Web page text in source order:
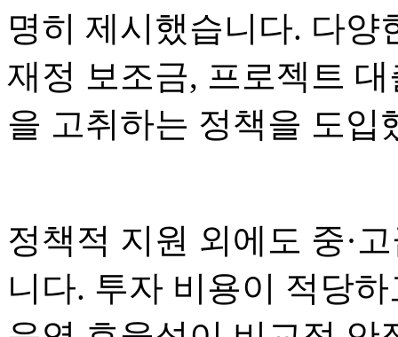
명히 제시했습니다. 다
재정 보조금, 프로젝트
을 고취하는 정책을 도입
정책적 지원 외에도 중·
니다. 투자 비용이 적당